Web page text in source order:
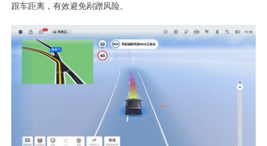
跟车距离，有效避免剐蹭风险。